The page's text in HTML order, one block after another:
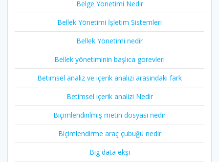
Belge Yönetimi Nedir
Bellek Yönetimi İşletim Sistemleri
Bellek Yönetimi nedir
Bellek yönetiminin başlıca görevleri
Betimsel analiz ve içerik analizi arasındaki fark
Betimsel içerik analizi Nedir
Biçimlendirilmiş metin dosyası nedir
Biçimlendirme araç çubuğu nedir
Big data ekşi